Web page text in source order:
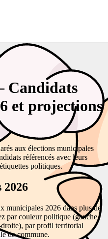
Candidats
et projections
aux élections municipales
référencés avec leurs
politiques.
2026
municipales 2026 dans plus de
par couleur politique (gauche,
par profil territorial
de commune.